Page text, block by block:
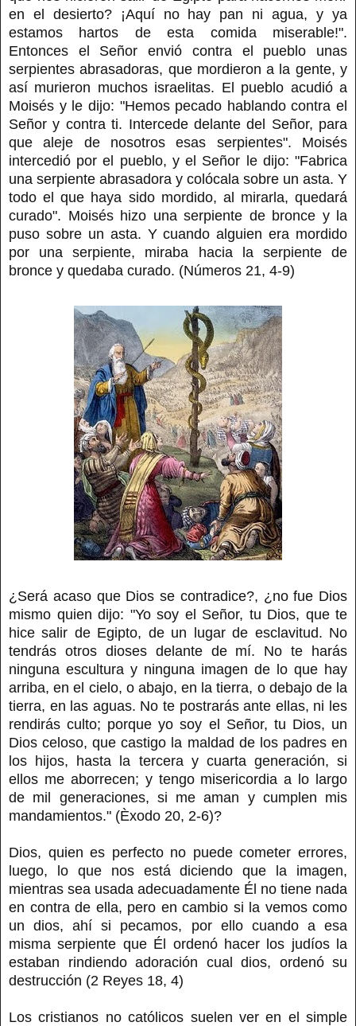
en el desierto? ¡Aquí no hay pan ni agua, y ya
estamos hartos de esta comida miserable!".
Entonces el Señor envió contra el pueblo unas
serpientes abrasadoras, que mordieron a la gente, y
así murieron muchos israelitas. El pueblo acudió a
Moisés y le dijo: "Hemos pecado hablando contra el
Señor y contra ti. Intercede delante del Señor, para
que aleje de nosotros esas serpientes". Moisés
intercedió por el pueblo, y el Señor le dijo: "Fabrica
una serpiente abrasadora y colócala sobre un asta. Y
todo el que haya sido mordido, al mirarla, quedará
curado". Moisés hizo una serpiente de bronce y la
puso sobre un asta. Y cuando alguien era mordido
por una serpiente, miraba hacia la serpiente de
bronce y quedaba curado. (Números 21, 4-9)
¿Será acaso que Dios se contradice?, ¿no fue Dios
mismo quien dijo: "Yo soy el Señor, tu Dios, que te
hice salir de Egipto, de un lugar de esclavitud. No
tendrás otros dioses delante de mí. No te harás
ninguna escultura y ninguna imagen de lo que hay
arriba, en el cielo, o abajo, en la tierra, o debajo de la
tierra, en las aguas. No te postrarás ante ellas, ni les
rendirás culto; porque yo soy el Señor, tu Dios, un
Dios celoso, que castigo la maldad de los padres en
los hijos, hasta la tercera y cuarta generación, si
ellos me aborrecen; y tengo misericordia a lo largo
de mil generaciones, si me aman y cumplen mis
mandamientos." (Èxodo 20, 2-6)?
Dios, quien es perfecto no puede cometer errores,
luego, lo que nos está diciendo que la imagen,
mientras sea usada adecuadamente Él no tiene nada
en contra de ella, pero en cambio si la vemos como
un dios, ahí si pecamos, por ello cuando a esa
misma serpiente que Él ordenó hacer los judíos la
estaban rindiendo adoración cual dios, ordenó su
destrucción (2 Reyes 18, 4)
Los cristianos no católicos suelen ver en el simple